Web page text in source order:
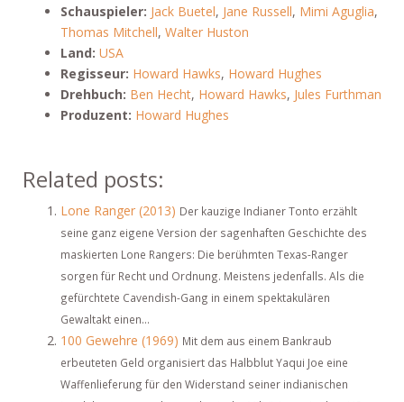
Schauspieler: Jack Buetel, Jane Russell, Mimi Aguglia,
Thomas Mitchell, Walter Huston
Land: USA
Regisseur: Howard Hawks, Howard Hughes
Drehbuch: Ben Hecht, Howard Hawks, Jules Furthman
Produzent: Howard Hughes
Related posts:
Lone Ranger (2013) Der kauzige Indianer Tonto erzählt
seine ganz eigene Version der sagenhaften Geschichte des
maskierten Lone Rangers: Die berühmten Texas-Ranger
sorgen für Recht und Ordnung. Meistens jedenfalls. Als die
gefürchtete Cavendish-Gang in einem spektakulären
Gewaltakt einen...
100 Gewehre (1969) Mit dem aus einem Bankraub
erbeuteten Geld organisiert das Halbblut Yaqui Joe eine
Waffenlieferung für den Widerstand seiner indianischen